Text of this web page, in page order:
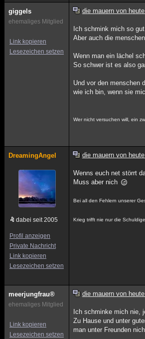
giggels
ehemaliges Mitglied
Link kopieren
Lesezeichen setzen
die mauern von
Ich schmink mich so
Aber auch die
Wenn man ein lächel
So schwer ist es also
Und vor den menschen
wie ich bin, wenn sie
Wer nicht versuchen will, ein
DreamingAngel
dabei seit 2005
Profil anzeigen
Private Nachricht
Link kopieren
Lesezeichen setzen
die mauern von
Wenns euch net störrt
Muss aber nich
Bei all den Fehlern unserer
Krieg trifft nie nur die
meerjungfrau®
ehemaliges Mitglied
Link kopieren
Lesezeichen setzen
die mauern von
Ich schminke mich nie,
Zu Hause und unter
man unter Freunden